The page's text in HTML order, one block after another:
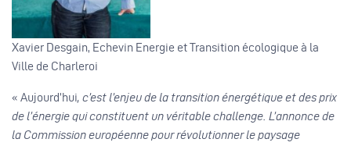
Xavier Desgain, Echevin Energie et Transition écologique à la
Ville de Charleroi
« Aujourd’hui, c’est l’enjeu de la transition énergétique et des prix
de l’énergie qui constituent un véritable challenge. L’annonce de
la Commission européenne pour révolutionner le paysage